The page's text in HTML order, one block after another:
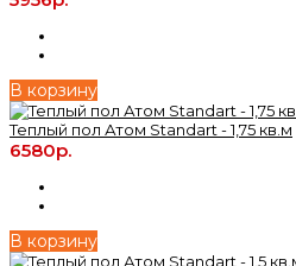
В корзину
Теплый пол Атом Standart - 1,75 кв.м
6580р.
В корзину